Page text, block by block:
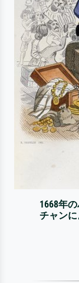
1668年
チャン